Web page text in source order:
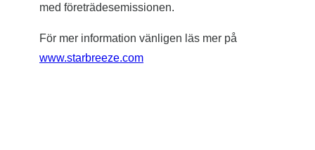
med företrädesemissionen.
För mer information vänligen läs mer på
www.starbreeze.com